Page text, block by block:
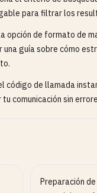
para filtrar los
opción de formato de
una guía sobre cómo
código de llamada
comunicación sin
Preparación